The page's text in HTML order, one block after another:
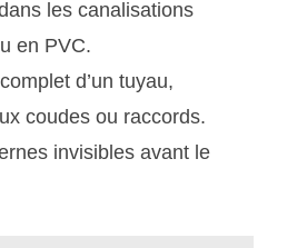
les canalisations
en PVC.
d’un tuyau,
coudes ou raccords.
invisibles avant le